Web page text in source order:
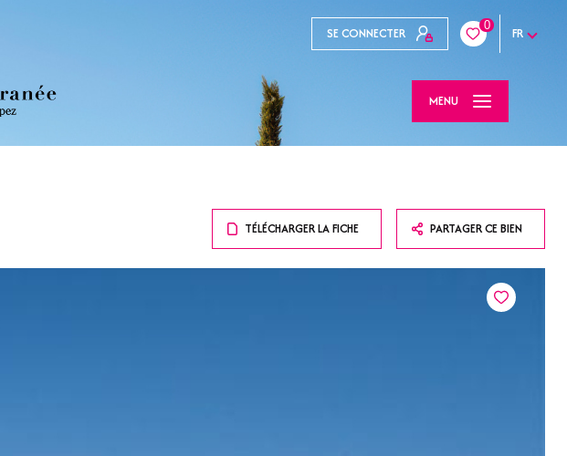
SE CONNECTER 0 FR
MENU
TÉLÉCHARGER LA FICHE PARTAGER CE BIEN